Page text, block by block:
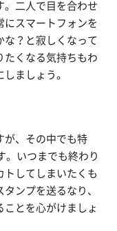
。二人で目を合わせ
にスマートフォンを
な？と寂しくなって
たくなる気持ちもわ
ましょう。
が、その中でも特
。いつまでも終わり
トしてしまいたくも
ンプを送るなり、
ことを心がけましょ